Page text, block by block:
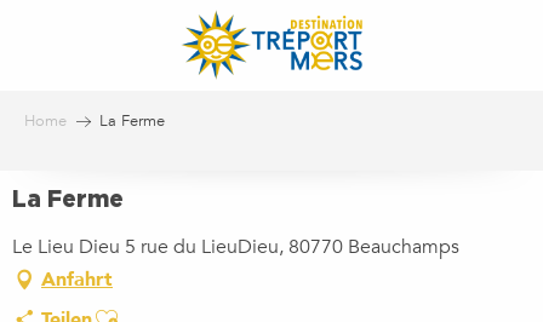
Home La Ferme
La Ferme
Le Lieu Dieu 5 rue du LieuDieu, 80770 Beauchamps
Anfahrt
Ajouter aux favoris